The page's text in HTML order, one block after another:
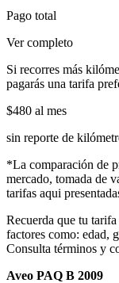
Pago total
Ver completo
Si recorres más
pagarás una tarifa
$480 al mes
sin reporte de
*La comparación de
mercado, tomada de
tarifas aqui
Recuerda que tu
factores como: edad,
Consulta términos y
Aveo PAQ B 2009